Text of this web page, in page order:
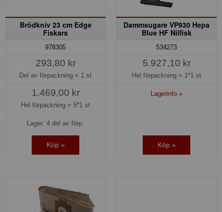
Brödkniv 23 cm Edge
Fiskars
978305
293,80 kr
Del av förpackning = 1 st
1.469,00 kr
Hel förpackning = 5*1 st
Lager: 4 del av förp.
Köp »
Dammsugare VP930 Hepa
Blue HF Nilfisk
534273
5.927,10 kr
Hel förpackning = 1*1 st
Lagerinfo »
Köp »